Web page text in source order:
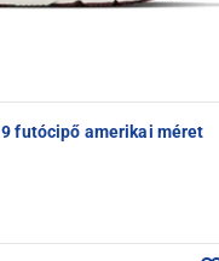
futócipő amerikai méret